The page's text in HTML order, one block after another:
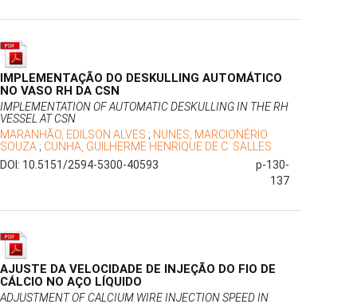
IMPLEMENTAÇÃO DO DESKULLING AUTOMÁTICO
NO VASO RH DA CSN
IMPLEMENTATION OF AUTOMATIC DESKULLING IN THE RH
VESSEL AT CSN
MARANHÃO, EDILSON ALVES ; NUNES, MARCIONÉRIO
SOUZA ; CUNHA, GUILHERME HENRIQUE DE C. SALLES
DOI: 10.5151/2594-5300-40593
p-130-
137
AJUSTE DA VELOCIDADE DE INJEÇÃO DO FIO DE
CÁLCIO NO AÇO LÍQUIDO
ADJUSTMENT OF CALCIUM WIRE INJECTION SPEED IN